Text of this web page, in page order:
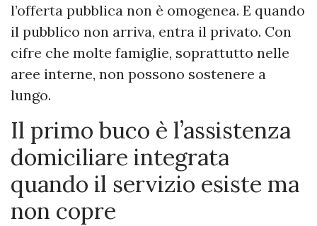
l’offerta pubblica non è omogenea. E quando
il pubblico non arriva, entra il privato. Con
cifre che molte famiglie, soprattutto nelle
aree interne, non possono sostenere a
lungo.
Il primo buco è l’assistenza
domiciliare integrata
quando il servizio esiste ma
non copre